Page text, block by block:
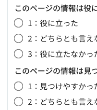
このページの情報は役
1：役に立った
2：どちらとも言え
3：役に立たなかっ
このページの情報は見
1：見つけやすかっ
2：どちらとも言え